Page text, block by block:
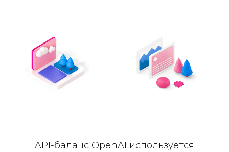
API-баланс OpenAI используется